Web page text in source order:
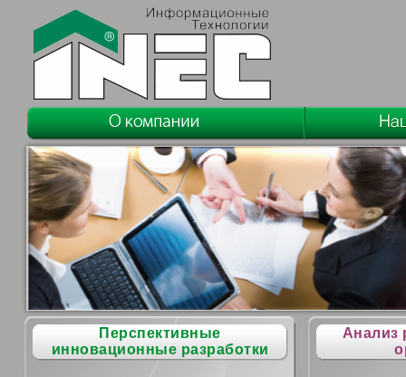
Перспективные
инновационные разработки
Анализ